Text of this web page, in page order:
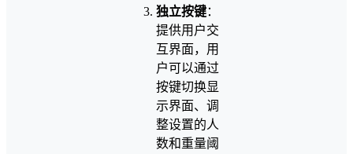
独立按键：
提供用户交
互界面，用
户可以通过
按键切换显
示界面、调
整设置的人
数和重量阈